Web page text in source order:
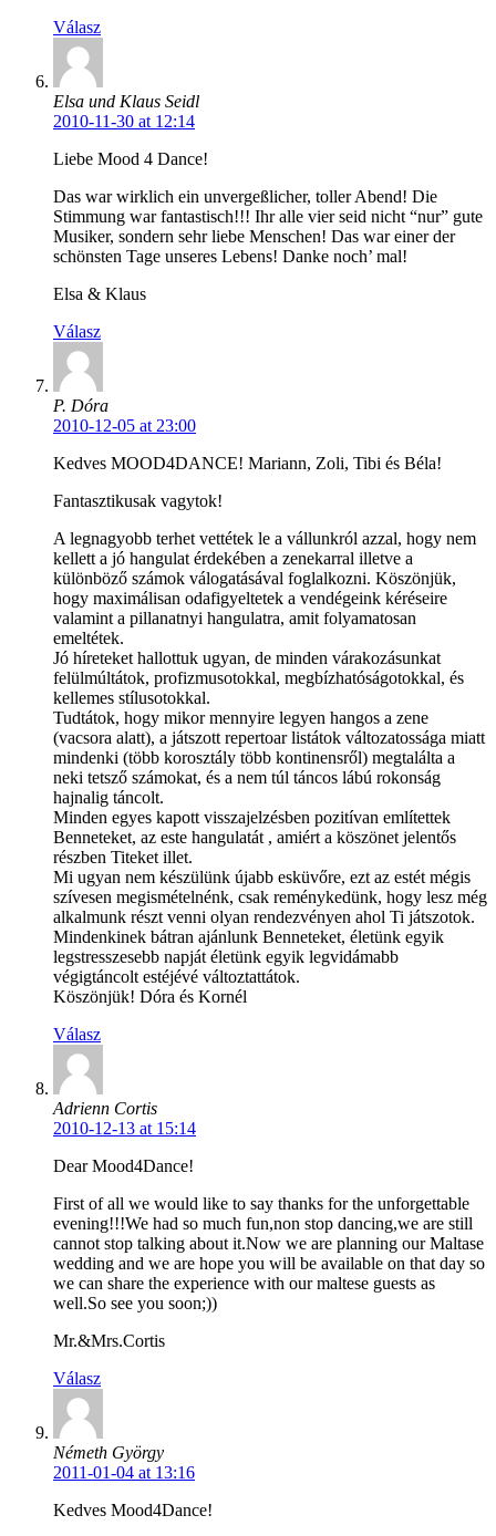
Válasz
Elsa und Klaus Seidl
2010-11-30 at 12:14
Liebe Mood 4 Dance!
Das war wirklich ein unvergeßlicher, toller Abend! Die
Stimmung war fantastisch!!! Ihr alle vier seid nicht “nur” gute
Musiker, sondern sehr liebe Menschen! Das war einer der
schönsten Tage unseres Lebens! Danke noch’ mal!
Elsa & Klaus
Válasz
P. Dóra
2010-12-05 at 23:00
Kedves MOOD4DANCE! Mariann, Zoli, Tibi és Béla!
Fantasztikusak vagytok!
A legnagyobb terhet vettétek le a vállunkról azzal, hogy nem
kellett a jó hangulat érdekében a zenekarral illetve a
különböző számok válogatásával foglalkozni. Köszönjük,
hogy maximálisan odafigyeltetek a vendégeink kéréseire
valamint a pillanatnyi hangulatra, amit folyamatosan
emeltétek.
Jó híreteket hallottuk ugyan, de minden várakozásunkat
felülmúltátok, profizmusotokkal, megbízhatóságotokkal, és
kellemes stílusotokkal.
Tudtátok, hogy mikor mennyire legyen hangos a zene
(vacsora alatt), a játszott repertoar listátok változatossága miatt
mindenki (több korosztály több kontinensről) megtalálta a
neki tetsző számokat, és a nem túl táncos lábú rokonság
hajnalig táncolt.
Minden egyes kapott visszajelzésben pozitívan említettek
Benneteket, az este hangulatát , amiért a köszönet jelentős
részben Titeket illet.
Mi ugyan nem készülünk újabb esküvőre, ezt az estét mégis
szívesen megismételnénk, csak reménykedünk, hogy lesz még
alkalmunk részt venni olyan rendezvényen ahol Ti játszotok.
Mindenkinek bátran ajánlunk Benneteket, életünk egyik
legstresszesebb napját életünk egyik legvidámabb
végigtáncolt estéjévé változtattátok.
Köszönjük! Dóra és Kornél
Válasz
Adrienn Cortis
2010-12-13 at 15:14
Dear Mood4Dance!
First of all we would like to say thanks for the unforgettable
evening!!!We had so much fun,non stop dancing,we are still
cannot stop talking about it.Now we are planning our Maltase
wedding and we are hope you will be available on that day so
we can share the experience with our maltese guests as
well.So see you soon;))
Mr.&Mrs.Cortis
Válasz
Németh György
2011-01-04 at 13:16
Kedves Mood4Dance!